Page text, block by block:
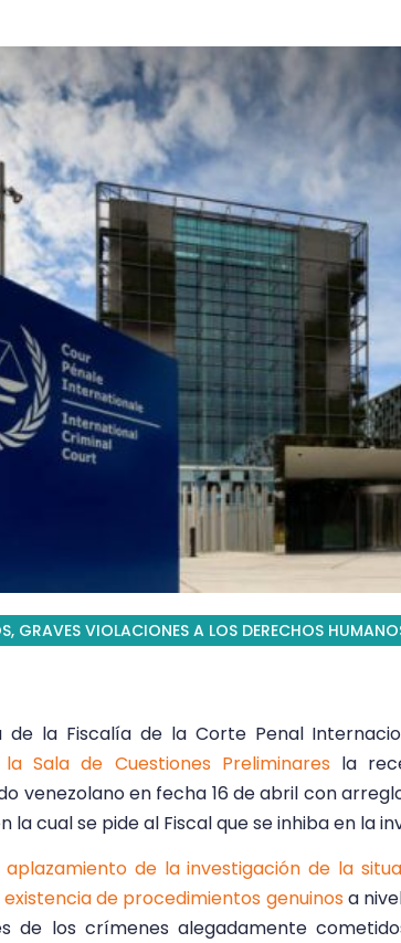
, GRAVES VIOLACIONES A LOS DERECHOS
de la Fiscalía de la Corte Penal
Sala de Cuestiones Preliminaresla
venezolano en fecha 16 de abril con
la cual se pide al Fiscal que se inhiba en la
aplazamiento de la investigación de la
de procedimientos genuinosa
de los crímenes alegadamente